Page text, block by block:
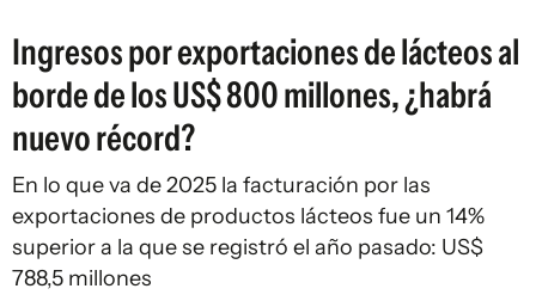
Ingresos por exportaciones de lácteos al
borde de los US$ 800 millones, ¿habrá
nuevo récord?
En lo que va de 2025 la facturación por las
exportaciones de productos lácteos fue un 14%
superior a la que se registró el año pasado: US$
788,5 millones